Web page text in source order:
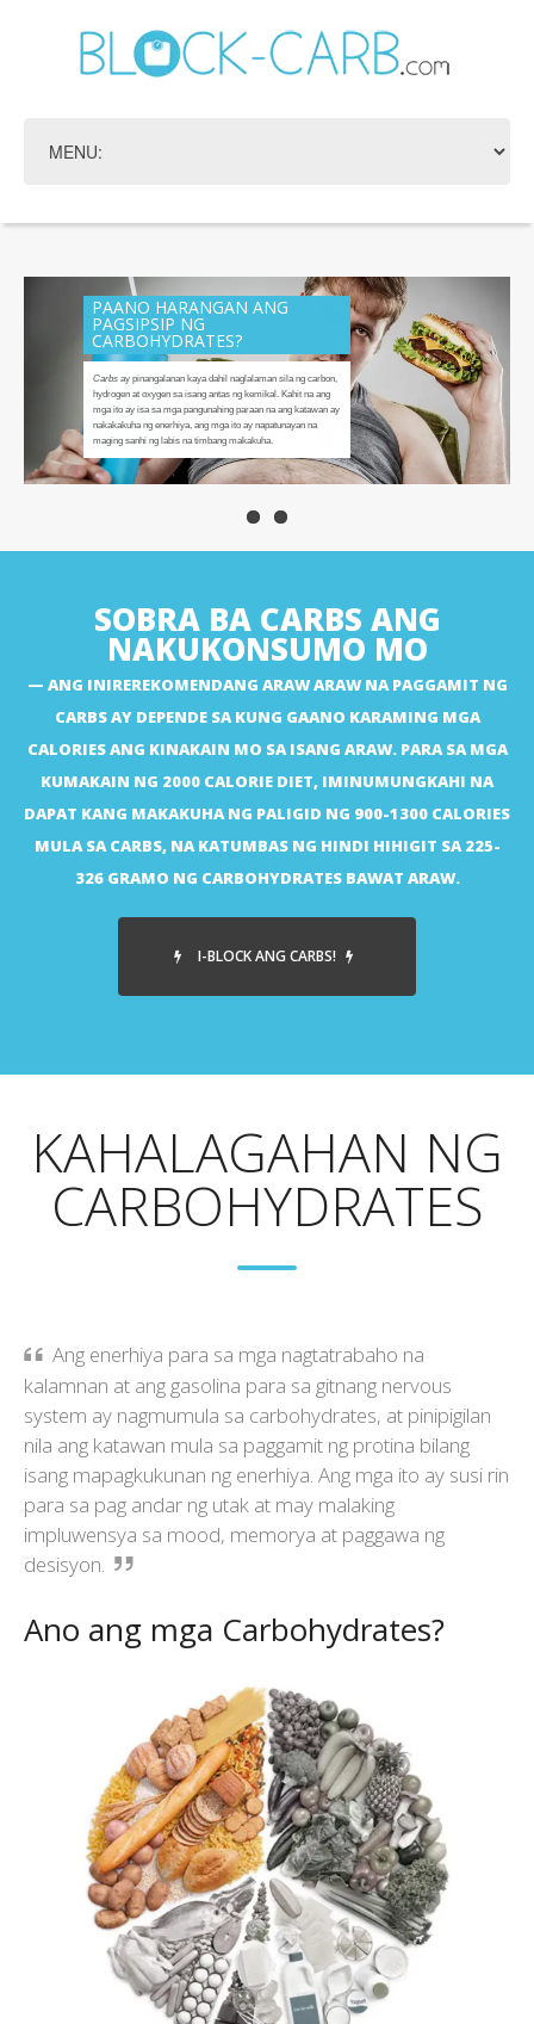
SOBRA BA CARBS ANG
NAKUKONSUMO MO
ANG INIREREKOMENDANG ARAW ARAW NA PAGGAMIT NG
CARBS AY DEPENDE SA KUNG GAANO KARAMING MGA
CALORIES ANG KINAKAIN MO SA ISANG ARAW. PARA SA MGA
KUMAKAIN NG 2000 CALORIE DIET, IMINUMUNGKAHI NA
DAPAT KANG MAKAKUHA NG PALIGID NG 900-1300 CALORIES
MULA SA CARBS, NA KATUMBAS NG HINDI HIHIGIT SA 225-
326 GRAMO NG CARBOHYDRATES BAWAT ARAW.
I-BLOCK ANG CARBS!
KAHALAGAHAN NG
CARBOHYDRATES
Ang enerhiya para sa mga nagtatrabaho na
kalamnan at ang gasolina para sa gitnang nervous
system ay nagmumula sa carbohydrates, at pinipigilan
nila ang katawan mula sa paggamit ng protina bilang
isang mapagkukunan ng enerhiya. Ang mga ito ay susi rin
para sa pag andar ng utak at may malaking
impluwensya sa mood, memorya at paggawa ng
desisyon.
Ano ang mga Carbohydrates?